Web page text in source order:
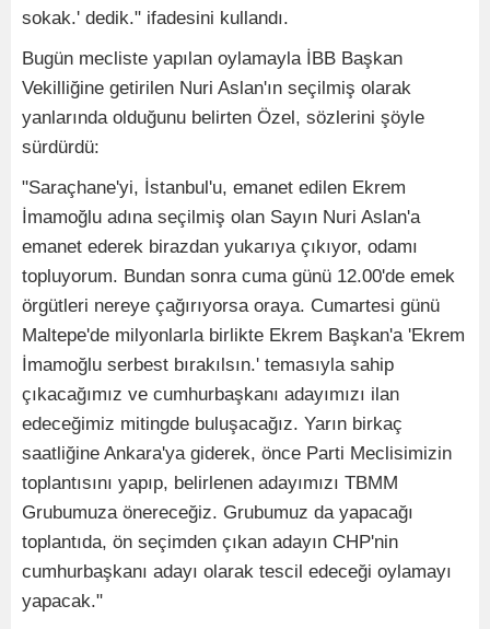
sokak.' dedik." ifadesini kullandı.
Bugün mecliste yapılan oylamayla İBB Başkan
Vekilliğine getirilen Nuri Aslan'ın seçilmiş olarak
yanlarında olduğunu belirten Özel, sözlerini şöyle
sürdürdü:
"Saraçhane'yi, İstanbul'u, emanet edilen Ekrem
İmamoğlu adına seçilmiş olan Sayın Nuri Aslan'a
emanet ederek birazdan yukarıya çıkıyor, odamı
topluyorum. Bundan sonra cuma günü 12.00'de emek
örgütleri nereye çağırıyorsa oraya. Cumartesi günü
Maltepe'de milyonlarla birlikte Ekrem Başkan'a 'Ekrem
İmamoğlu serbest bırakılsın.' temasıyla sahip
çıkacağımız ve cumhurbaşkanı adayımızı ilan
edeceğimiz mitingde buluşacağız. Yarın birkaç
saatliğine Ankara'ya giderek, önce Parti Meclisimizin
toplantısını yapıp, belirlenen adayımızı TBMM
Grubumuza önereceğiz. Grubumuz da yapacağı
toplantıda, ön seçimden çıkan adayın CHP'nin
cumhurbaşkanı adayı olarak tescil edeceği oylamayı
yapacak."